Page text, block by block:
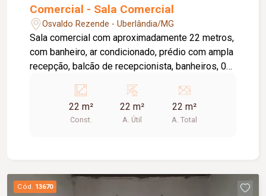
Comercial - Sala Comercial
Osvaldo Rezende - Uberlândia/MG
Sala comercial com aproximadamente 22 metros,
com banheiro, ar condicionado, prédio com ampla
recepção, balcão de recepcionista, banheiros, 03
22 m²
Const.
22 m²
A. Útil
22 m²
A. Total
Cód. 13670